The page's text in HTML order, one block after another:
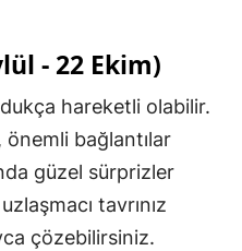
- 22 Ekim)
hareketli olabilir.
önemli bağlantılar
güzel sürprizler
tavrınız
çözebilirsiniz.